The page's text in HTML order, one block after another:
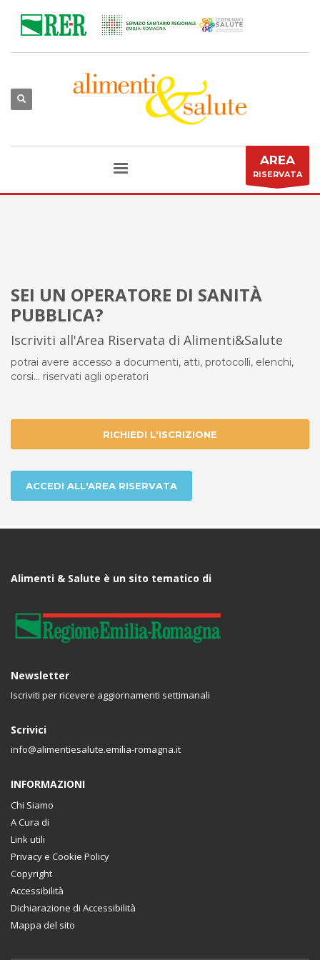
AREA
RISERVATA
SEI UN OPERATORE DI SANITÀ
PUBBLICA?
Iscriviti all'Area Riservata di Alimenti&Salute
potrai avere accesso a documenti, atti, protocolli, elenchi,
corsi... riservati agli operatori
RICHIEDI L'ISCRIZIONE
ACCEDI ALL'AREA RISERVATA
Alimenti & Salute è un sito tematico di
Newsletter
Iscriviti per ricevere aggiornamenti settimanali
Scrivici
info@alimentiesalute.emilia-romagna.it
INFORMAZIONI
Chi Siamo
A Cura di
Link utili
Privacy e Cookie Policy
Copyright
Accessibilità
Dichiarazione di Accessibilità
Mappa del sito